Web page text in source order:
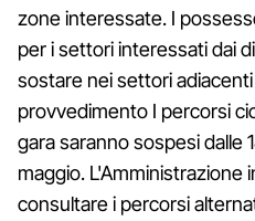
zone interessate. I
per i settori interessati dai
sostare nei settori
provvedimento I percorsi
gara saranno sospesi dalle
maggio. L'Amministrazione
consultare i percorsi